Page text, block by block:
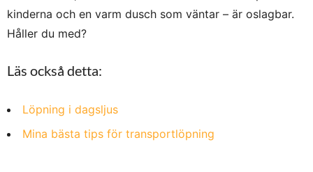
kinderna och en varm dusch som väntar – är oslagbar.
Håller du med?
Läs också detta:
Löpning i dagsljus
Mina bästa tips för transportlöpning